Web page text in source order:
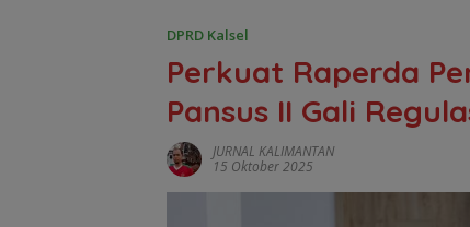
DPRD Kalsel
‎Perkuat Raperda
Pansus II Gali
JURNAL KALIMANTAN
15 Oktober 2025